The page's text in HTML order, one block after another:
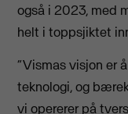
også i 2023, med
helt i toppsjiktet
“Vismas visjon er
teknologi, og
vi opererer på